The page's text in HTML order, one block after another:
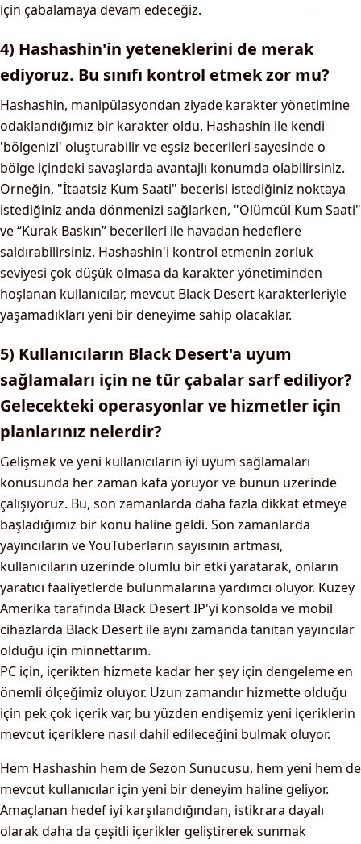
için çabalamaya devam edeceğiz.
4) Hashashin'in yeteneklerini de merak
ediyoruz. Bu sınıfı kontrol etmek zor mu?
Hashashin, manipülasyondan ziyade karakter yönetimine
odaklandığımız bir karakter oldu. Hashashin ile kendi
'bölgenizi' oluşturabilir ve eşsiz becerileri sayesinde o
bölge içindeki savaşlarda avantajlı konumda olabilirsiniz.
Örneğin, "İtaatsiz Kum Saati" becerisi istediğiniz noktaya
istediğiniz anda dönmenizi sağlarken, "Ölümcül Kum Saati"
ve “Kurak Baskın” becerileri ile havadan hedeflere
saldırabilirsiniz. Hashashin'i kontrol etmenin zorluk
seviyesi çok düşük olmasa da karakter yönetiminden
hoşlanan kullanıcılar, mevcut Black Desert karakterleriyle
yaşamadıkları yeni bir deneyime sahip olacaklar.
5) Kullanıcıların Black Desert'a uyum
sağlamaları için ne tür çabalar sarf ediliyor?
Gelecekteki operasyonlar ve hizmetler için
planlarınız nelerdir?
Gelişmek ve yeni kullanıcıların iyi uyum sağlamaları
konusunda her zaman kafa yoruyor ve bunun üzerinde
çalışıyoruz. Bu, son zamanlarda daha fazla dikkat etmeye
başladığımız bir konu haline geldi. Son zamanlarda
yayıncıların ve YouTuberların sayısının artması,
kullanıcıların üzerinde olumlu bir etki yaratarak, onların
yaratıcı faaliyetlerde bulunmalarına yardımcı oluyor. Kuzey
Amerika tarafında Black Desert IP'yi konsolda ve mobil
cihazlarda Black Desert ile aynı zamanda tanıtan yayıncılar
olduğu için minnettarım.
PC için, içerikten hizmete kadar her şey için dengeleme en
önemli ölçeğimiz oluyor. Uzun zamandır hizmette olduğu
için pek çok içerik var, bu yüzden endişemiz yeni içeriklerin
mevcut içeriklere nasıl dahil edileceğini bulmak oluyor.
Hem Hashashin hem de Sezon Sunucusu, hem yeni hem de
mevcut kullanıcılar için yeni bir deneyim haline geliyor.
Amaçlanan hedef iyi karşılandığından, istikrara dayalı
olarak daha da çeşitli içerikler geliştirerek sunmak